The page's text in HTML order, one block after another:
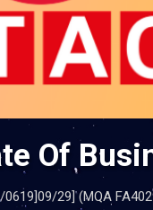
Of
29] (MQA